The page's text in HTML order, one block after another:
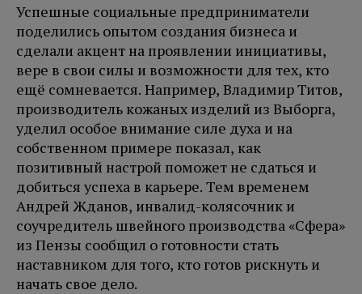
Успешные социальные предприниматели
поделились опытом создания бизнеса и
сделали акцент на проявлении инициативы,
вере в свои силы и возможности для тех, кто
ещё сомневается. Например, Владимир Титов,
производитель кожаных изделий из Выборга,
уделил особое внимание силе духа и на
собственном примере показал, как
позитивный настрой поможет не сдаться и
добиться успеха в карьере. Тем временем
Андрей Жданов, инвалид-колясочник и
соучредитель швейного производства «Сфера»
из Пензы сообщил о готовности стать
наставником для того, кто готов рискнуть и
начать свое дело.